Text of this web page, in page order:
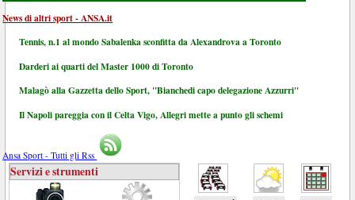
News di altri sport - ANSA.it
Tennis, n.1 al mondo Sabalenka sconfitta da Alexandrova a Toronto
Darderi ai quarti del Master 1000 di Toronto
Malagò alla Gazzetta dello Sport, "Bianchedi capo delegazione Azzurri"
Il Napoli pareggia con il Celta Vigo, Allegri mette a punto gli schemi
Ansa Sport - Tutti gli Rss
Servizi e strumenti